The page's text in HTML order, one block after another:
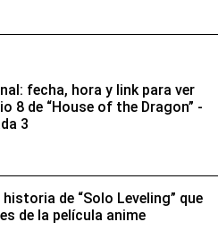
fecha, hora y link para ver
8 de “House of the Dragon” -
3
historia de “Solo Leveling” que
de la película anime